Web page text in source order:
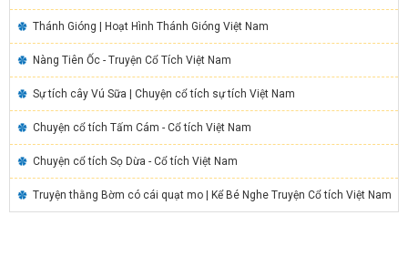
Thánh Gióng | Hoạt Hình Thánh Gióng Việt Nam
Nàng Tiên Ốc - Truyện Cổ Tích Việt Nam
Sự tích cây Vú Sữa | Chuyện cổ tích sự tích Việt Nam
Chuyện cổ tích Tấm Cám - Cổ tích Việt Nam
Chuyện cổ tích Sọ Dừa - Cổ tích Việt Nam
Truyện thằng Bờm có cái quạt mo | Kể Bé Nghe Truyện Cổ tích Việt Nam